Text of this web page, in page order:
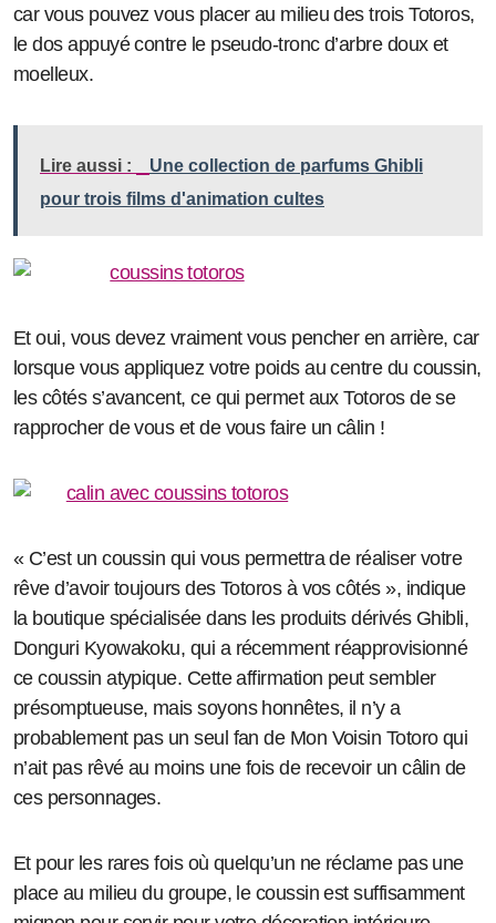
car vous pouvez vous placer au milieu des trois Totoros,
le dos appuyé contre le pseudo-tronc d’arbre doux et
moelleux.
Lire aussi :
Une collection de parfums Ghibli
pour trois films d'animation cultes
Et oui, vous devez vraiment vous pencher en arrière, car
lorsque vous appliquez votre poids au centre du coussin,
les côtés s’avancent, ce qui permet aux Totoros de se
rapprocher de vous et de vous faire un câlin !
« C’est un coussin qui vous permettra de réaliser votre
rêve d’avoir toujours des Totoros à vos côtés », indique
la boutique spécialisée dans les produits dérivés Ghibli,
Donguri Kyowakoku, qui a récemment réapprovisionné
ce coussin atypique. Cette affirmation peut sembler
présomptueuse, mais soyons honnêtes, il n’y a
probablement pas un seul fan de Mon Voisin Totoro qui
n’ait pas rêvé au moins une fois de recevoir un câlin de
ces personnages.
Et pour les rares fois où quelqu’un ne réclame pas une
place au milieu du groupe, le coussin est suffisamment